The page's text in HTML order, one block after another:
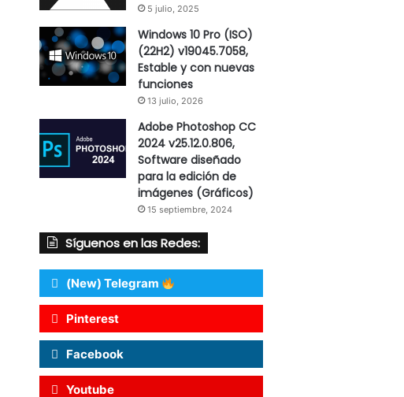
5 julio, 2025
Windows 10 Pro (ISO)
(22H2) v19045.7058,
Estable y con nuevas
funciones
13 julio, 2026
Adobe Photoshop CC
2024 v25.12.0.806,
Software diseñado
para la edición de
imágenes (Gráficos)
15 septiembre, 2024
Síguenos en las Redes:
(New) Telegram
Pinterest
Facebook
Youtube